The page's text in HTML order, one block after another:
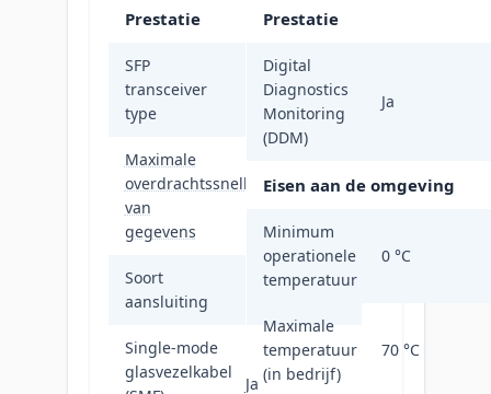
Prestatie
SFP
transceiver
type
Vezel-optiek
Maximale
overdrachtssnelheid
van
gegevens
1250 Mbit/s
Soort
aansluiting
SFP
Single-mode
glasvezelkabel
Ja
Prestatie
Digital
Diagnostics
Monitoring
(DDM)
Ja
Eisen aan de omgeving
Minimum
operationele
temperatuur
0 °C
Maximale
temperatuur
(in bedrijf)
70 °C